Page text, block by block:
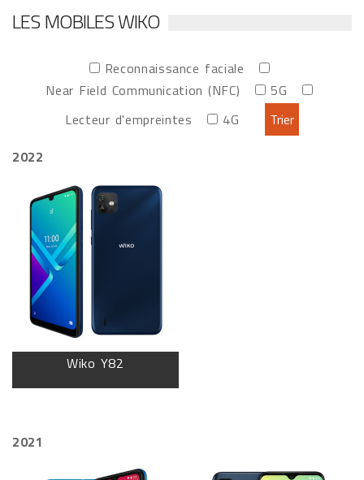
LES MOBILES WIKO
Reconnaissance faciale
Near Field Communication (NFC)
5G
Lecteur d'empreintes
4G
2022
Wiko Y82
2021